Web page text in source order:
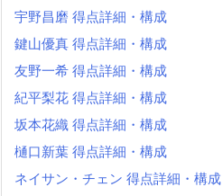
宇野昌磨 得点詳細・構成
鍵山優真 得点詳細・構成
友野一希 得点詳細・構成
紀平梨花 得点詳細・構成
坂本花織 得点詳細・構成
樋口新葉 得点詳細・構成
ネイサン・チェン 得点詳細・構成